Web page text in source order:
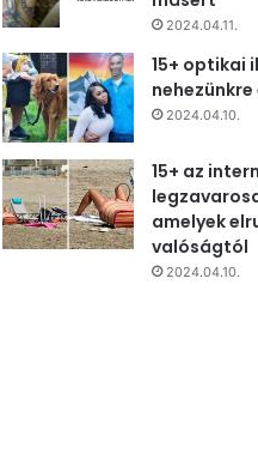
2024.04.11.
15+ optikai
2024.04.10.
15+ az
amelyek
valóságtól
2024.04.10.